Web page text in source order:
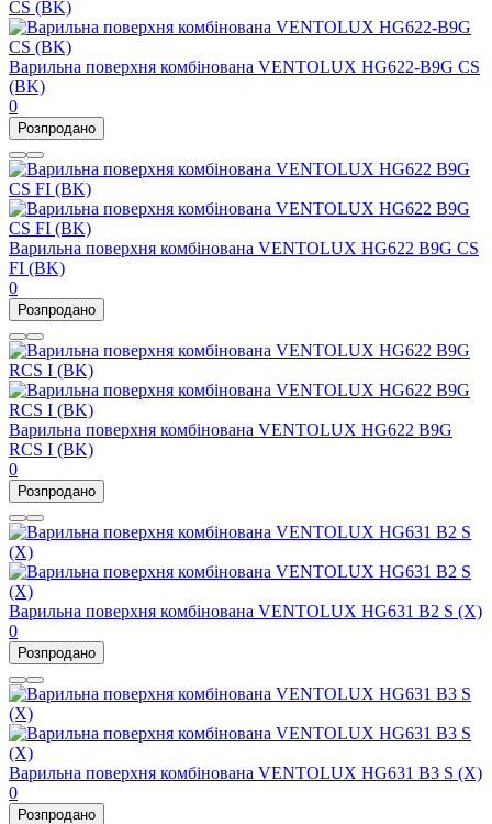
Варильна поверхня комбінована VENTOLUX HG622-B9G CS
(BK)
0
Розпродано
Варильна поверхня комбінована VENTOLUX HG622 B9G CS
FI (BK)
0
Розпродано
Варильна поверхня комбінована VENTOLUX HG622 B9G
RCS I (BK)
0
Розпродано
Варильна поверхня комбінована VENTOLUX HG631 B2 S (X)
0
Розпродано
Варильна поверхня комбінована VENTOLUX HG631 B3 S (X)
0
Розпродано